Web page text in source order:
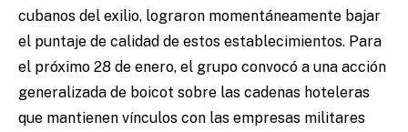
cubanos del exilio, lograron momentáneamente bajar
el puntaje de calidad de estos establecimientos. Para
el próximo 28 de enero, el grupo convocó a una acción
generalizada de boicot sobre las cadenas hoteleras
que mantienen vínculos con las empresas militares